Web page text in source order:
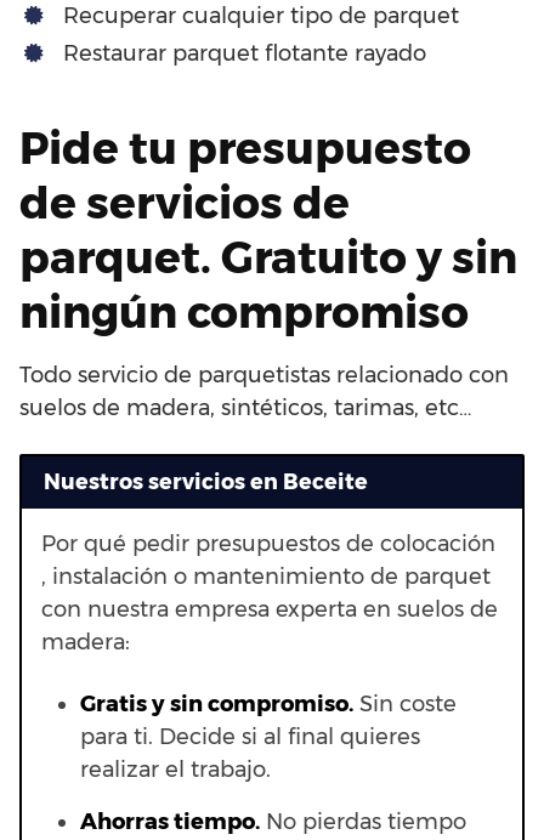
Recuperar cualquier tipo de parquet
Restaurar parquet flotante rayado
Pide tu presupuesto
de servicios de
parquet. Gratuito y sin
ningún compromiso
Todo servicio de parquetistas relacionado con
suelos de madera, sintéticos, tarimas, etc…
Nuestros servicios en Beceite
Por qué pedir presupuestos de colocación
, instalación o mantenimiento de parquet
con nuestra empresa experta en suelos de
madera:
Gratis y sin compromiso. Sin coste
para ti. Decide si al final quieres
realizar el trabajo.
Ahorras tiempo. No pierdas tiempo